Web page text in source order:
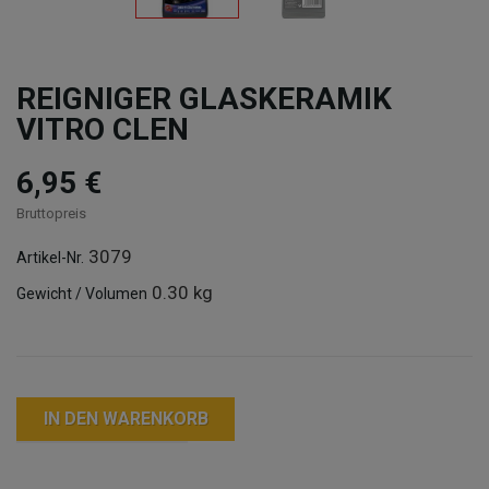
REIGNIGER GLASKERAMIK
VITRO CLEN
6,95 €
Bruttopreis
Artikel-Nr. 3079
Gewicht / Volumen 0.30 kg
IN DEN WARENKORB